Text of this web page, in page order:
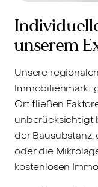
unserem
Unsere
Immobilienmarkt
Ort fließen
unberücksichtigt
der
oder die
kostenlosen